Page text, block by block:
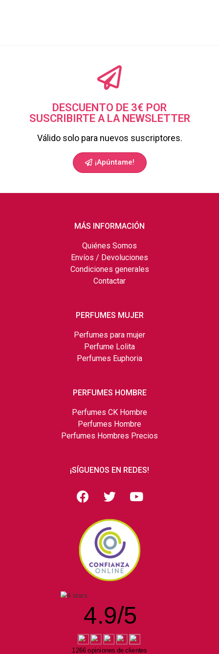
DESCUENTO DE 3€ POR
SUSCRIBIRTE A LA NEWSLETTER
Válido solo para nuevos suscriptores.
¡Apúntame!
MÁS INFORMACIÓN
Quiénes Somos
Envíos / Devoluciones
Condiciones generales
Contactar
PERFUMES MUJER
Perfumes para mujer
Perfume Lolita
Perfumes Euphoria
PERFUMES HOMBRE
Perfumes CK Hombre
Perfumes Hombre
Perfumes Hombres Precios
¡SÍGUENOS EN REDES!
4.9/5
1266 opiniones de clientes